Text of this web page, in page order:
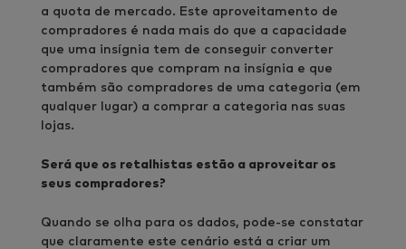
a quota de mercado. Este aproveitamento de
compradores é nada mais do que a capacidade
que uma insígnia tem de conseguir converter
compradores que compram na insígnia e que
também são compradores de uma categoria (em
qualquer lugar) a comprar a categoria nas suas
lojas.
Será que os retalhistas estão a aproveitar os
seus compradores?
Quando se olha para os dados, pode-se constatar
que claramente este cenário está a criar um